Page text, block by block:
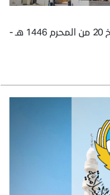
خطبة الجمعة المذاعة والموزعة بتاريخ 20 من المحرم 1446 هـ -